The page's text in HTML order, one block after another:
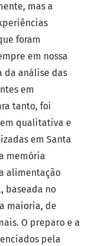
mas a
foram
em nossa
da análise das
em
tanto, foi
qualitativa e
em Santa
memória
alimentação
baseada no
maioria, de
O preparo e a
pela